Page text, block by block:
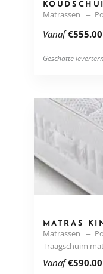
Matrassen
Vanaf €555.00
Geschatte
MATRAS
Matrassen
Traagschuim
Vanaf €590.00